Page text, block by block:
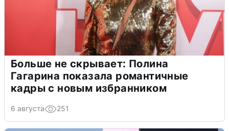
Больше не скрывает: Полина
Гагарина показала романтичные
кадры с новым избранником
6 августа 251